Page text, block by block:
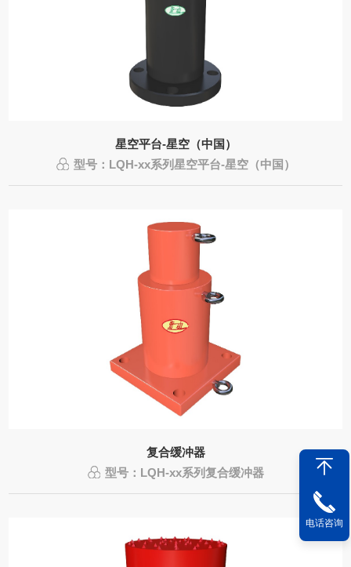
星空平台-星空（中国）
型号：LQH-xx系列星空平台-星空（中国）
复合缓冲器
型号：LQH-xx系列复合缓冲器
电话咨询